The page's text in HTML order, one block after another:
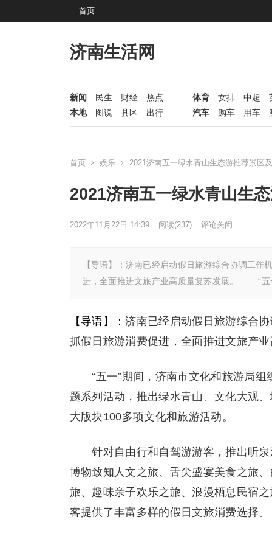
首页
济南生活网
新闻 民生 财经
热点
本地
图说 县区 出行
体育 女排 中超
汽车
购车 用车
首页 娱乐 2021济南五一绿水青山生态游推荐景区
2021济南五一绿水青山生
2022年11月22日 14:39 阅读(237) 评论关闭
【导语】：济南已经启动假日旅游综合协调工
进，全面推进文旅产业高质量复苏发展。 “五
【导语】：济南已经启动假日旅游综合
抓假日旅游消费促进，全面推进文旅产
“五一”期间，济南市文化和旅游局组
题系列活动，推出绿水青山、文化大观
大版块100多项文化和旅游活动。
针对自由行和自驾游游客，推出听泉
博物致知人文之旅、舌尖盛宴美食之旅
旅、趣味亲子欢乐之旅、浪漫栖息民宿
客提供了丰富多样的假日文旅消费选择。